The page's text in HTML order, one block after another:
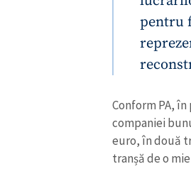
pentru
Conform PA,
companiei
euro, în două
tranșă de o